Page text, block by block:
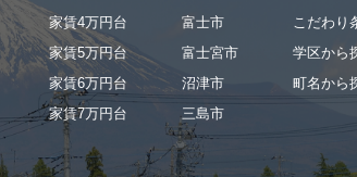
家賃4万円台
家賃5万円台
家賃6万円台
家賃7万円台
富士市
富士宮市
沼津市
三島市
こだわり
学区から
町名から